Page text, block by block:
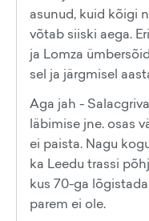
asunud, kuid kõigi
võtab siiski aega.
ja Lomza
sel ja järgmisel
Aga jah -
läbimise jne. osas
ei paista. Nagu
ka Leedu trassi
kus 70-ga
parem ei ole.